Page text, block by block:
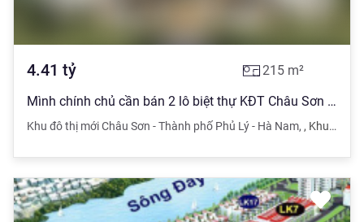
4.41 tỷ 215 m²
Mình chính chủ cần bán 2 lô biệt thự KĐT Châu Sơn - Phủ Lý 215m2 giá 20,5 tr/m2 LH 0889986838
Khu đô thị mới Châu Sơn - Thành phố Phủ Lý - Hà Nam, , Khu đô thị mới Châu Sơn - Thành phố Phủ Lý - Hà Nam